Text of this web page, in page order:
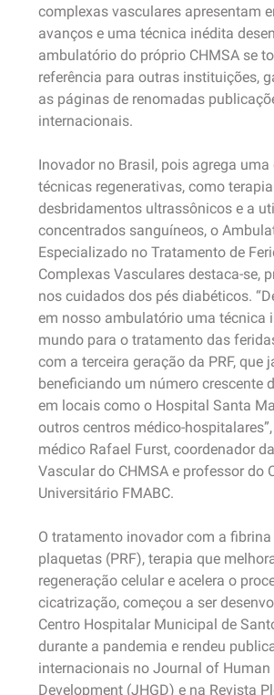
complexas vasculares apresentam
avanços e uma técnica inédita
ambulatório do próprio CHMSA se
referência para outras instituições,
as páginas de renomadas
internacionais.
Inovador no Brasil, pois agrega uma
técnicas regenerativas, como
desbridamentos ultrassônicos e a
concentrados sanguíneos, o
Especializado no Tratamento de
Complexas Vasculares destaca-se,
nos cuidados dos pés diabéticos.
em nosso ambulatório uma técnica
mundo para o tratamento das
com a terceira geração da PRF, que
beneficiando um número crescente
em locais como o Hospital Santa
outros centros médico-
médico Rafael Furst, coordenador
Vascular do CHMSA e professor do
Universitário FMABC.
O tratamento inovador com a fibrina
plaquetas (PRF), terapia que
regeneração celular e acelera o
cicatrização, começou a ser
Centro Hospitalar Municipal de
durante a pandemia e rendeu
internacionais no Journal of Human
Development (JHGD) e na Revista